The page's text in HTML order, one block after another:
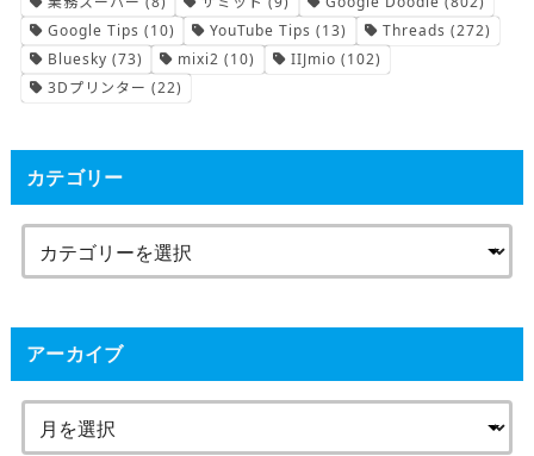
Google Tips (10) YouTube Tips (13) Threads (272)
Bluesky (73) mixi2 (10) IIJmio (102)
3Dプリンター (22)
カテゴリー
アーカイブ